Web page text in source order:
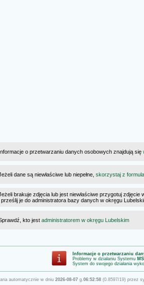
o przetwarzaniu danych osobowych znajdują się
dane są niewłaściwe lub niepełne, skorzystaj z
brakuje zdjęcia lub jest niewłaściwe przygotuj
prześlij je do administratora bazy danych w okręgu
kto jest administratorem w okręgu Lubelskim
Informacje o przetwarzaniu
Problemy w działaniu Systemu
System do swojego działania
automatycznie w dniu 2026-08-07 g.06:52:58 (0.8597/19) przez